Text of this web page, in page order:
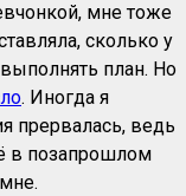
мне тоже
сколько у
план. Но
. Иногда я
прервалась, ведь
в позапрошлом